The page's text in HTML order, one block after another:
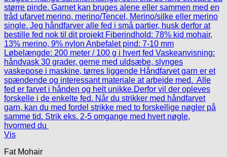
Vis
Fat Mohair